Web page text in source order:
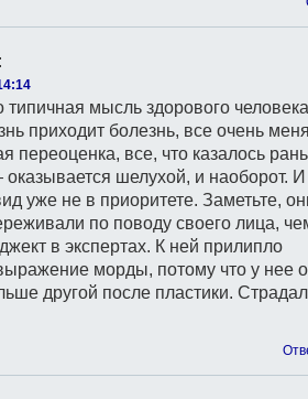
:
типичная мысль здорового
приходит болезнь, все очень
переоценка, все, что казалось
шелухой, и наоборот. И
уже не в приоритете. Заметьте,
по поводу своего лица,
в экспертах. К ней прилипло
морды, потому что у нее
другой после пластики.